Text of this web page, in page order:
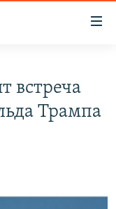
встреча
Трампа